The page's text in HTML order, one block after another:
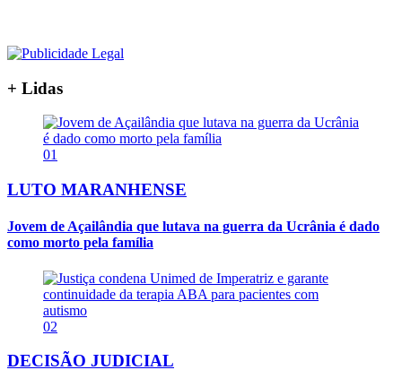
+ Lidas
01
LUTO MARANHENSE
Jovem de Açailândia que lutava na guerra da Ucrânia é dado
como morto pela família
02
DECISÃO JUDICIAL